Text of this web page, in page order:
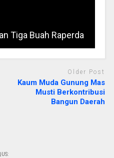
Tiga Buah Raperda
Older Post
Kaum Muda Gunung Mas
Musti Berkontribusi
Bangun Daerah